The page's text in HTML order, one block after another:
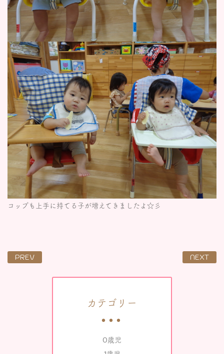
コップも上手に持てる子が増えてきましたよ☆彡
PREV NEXT
カテゴリー
0歳児